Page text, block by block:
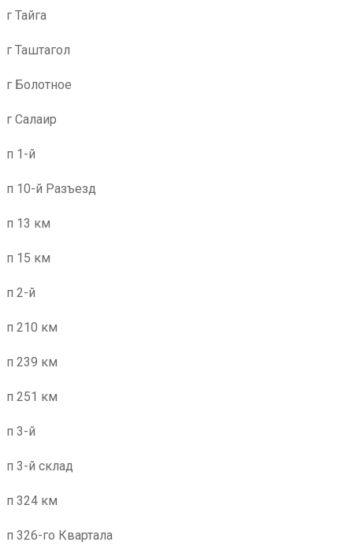
г Тайга
г Таштагол
г Болотное
г Салаир
п 1-й
п 10-й Разъезд
п 13 км
п 15 км
п 2-й
п 210 км
п 239 км
п 251 км
п 3-й
п 3-й склад
п 324 км
п 326-го Квартала